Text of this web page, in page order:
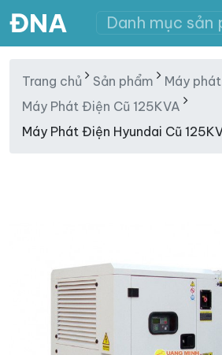
ĐNA Danh mục sản
Trang chủ Sản phẩm
Máy
Máy Phát Điện Cũ 125KVA
Máy Phát Điện Hyundai Cũ